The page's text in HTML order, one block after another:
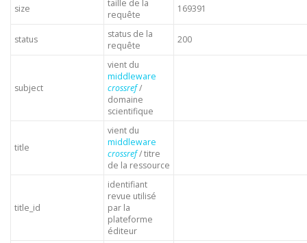
size
taille de la
requête
169391
status
status de la
requête
200
subject
vient du
middleware
crossref/
domaine
scientifique
title
vient du
middleware
crossref/ titre
de la ressource
title_id
identifiant
revue utilisé
par la
plateforme
éditeur